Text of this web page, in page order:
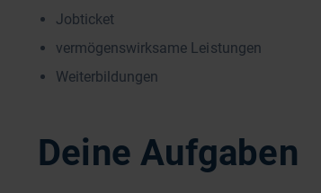
Jobticket
vermögenswirksame Leistungen
Weiterbildungen
Deine Aufgaben